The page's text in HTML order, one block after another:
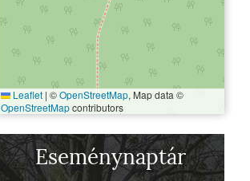
Leaflet | ©OpenStreetMap, Map data ©
OpenStreetMapcontributors
Eseménynaptár